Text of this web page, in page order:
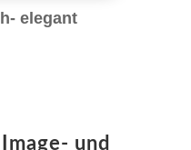
elegant
und